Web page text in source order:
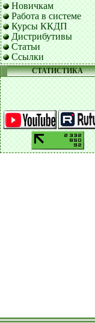
Новичкам
Работа в системе
Курсы ККДП
Дистрибутивы
Статьи
Ссылки
СТАТИСТИКА